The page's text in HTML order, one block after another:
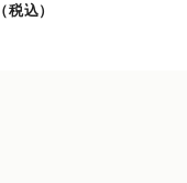
（税込）